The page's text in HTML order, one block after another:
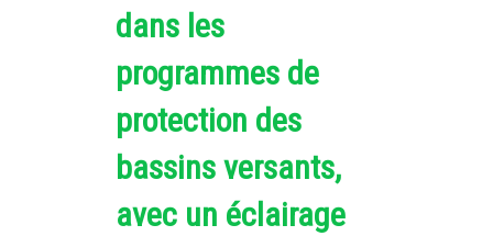
dans les
programmes de
protection des
bassins versants,
avec un éclairage